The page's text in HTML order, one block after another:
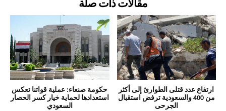
مقالات ذات صلة
ارتفاع عدد قتلى الطوارئ إلى أكثر
من 400 والسعودية ترفض استقبال
الجرحى
حكومة صنعاء: عملية قواتنا تعكس
استعدادها لحماية خيار كسر الحصار
السعودي